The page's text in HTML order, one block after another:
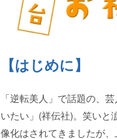
【はじめに】
「逆転美人」で話題の、
いたい」(祥伝社)。笑いと
像化はされてきましたが